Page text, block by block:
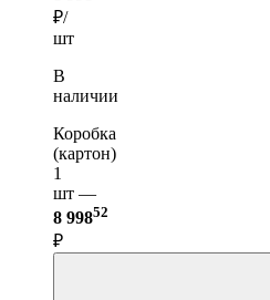
₽/
шт
В
наличии
Коробка
(картон)
1
шт —
8 99852
₽